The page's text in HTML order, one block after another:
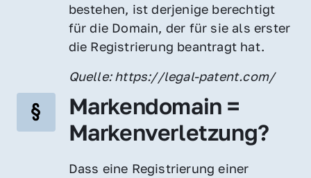
bestehen, ist derjenige berechtigt
für die Domain, der für sie als erster
die Registrierung beantragt hat.
Quelle: https://legal-patent.com/
Markendomain =
Markenverletzung?
Dass eine Registrierung einer